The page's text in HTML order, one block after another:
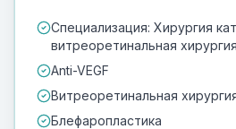
Специализация: Хирургия
витреоретинальная
Anti-VEGF
Витреоретинальная
Блефаропластика